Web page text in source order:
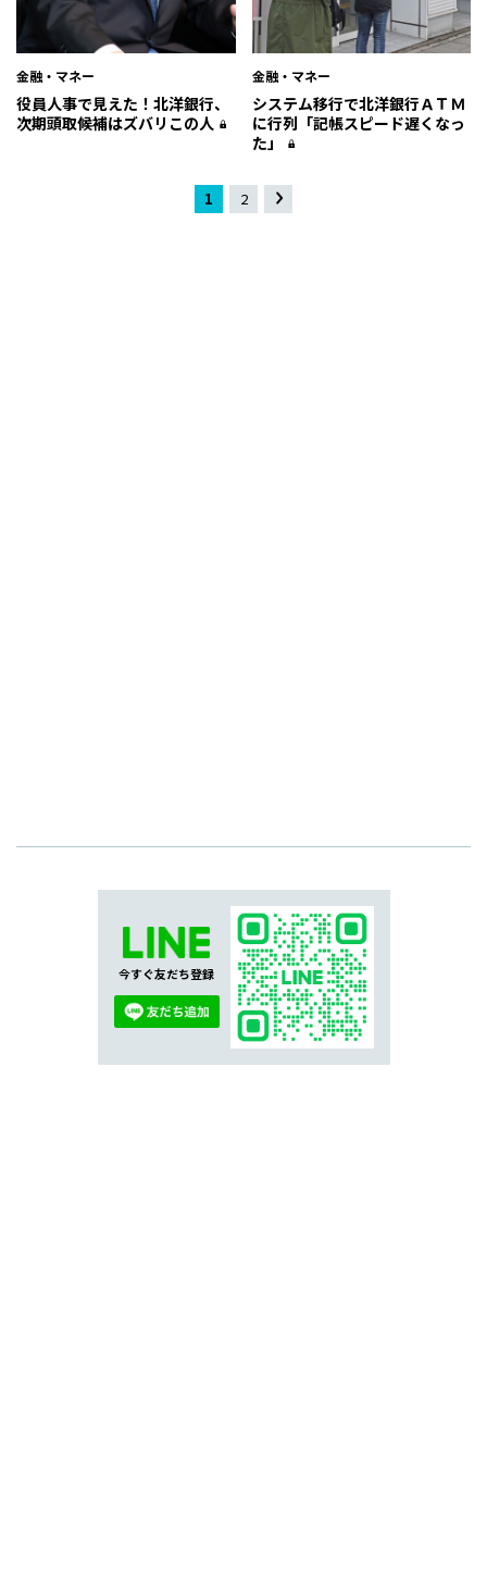
金融・マネー
役員人事で見えた！北洋銀行、
次期頭取候補はズバリこの人
金融・マネー
システム移行で北洋銀行ＡＴＭ
に行列「記帳スピード遅くなっ
た」
1 2 »
今すぐ友だち登録